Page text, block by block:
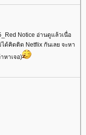
Notice อ่านดูแล้วเนื่อ
ด้คิดติด Netflix กันเลย จะหา
หาเจอ)